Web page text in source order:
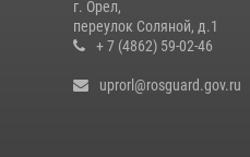
г. Орел,
переулок Соляной, д.1
+ 7 (4862) 59-02-46
uprorl@rosguard.gov.ru